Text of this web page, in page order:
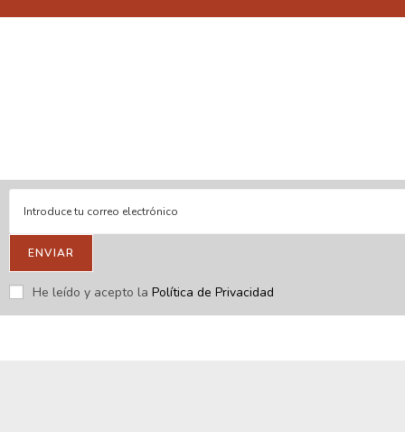
ENVIAR
He leído y acepto la Política de Privacidad